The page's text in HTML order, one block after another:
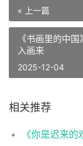
« 上一篇
《书画里的中
入画来
2025-12-04
相关推荐